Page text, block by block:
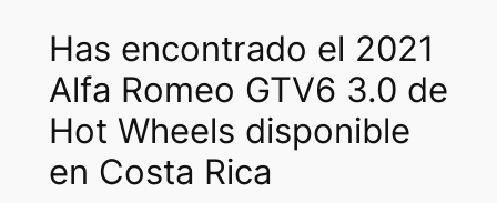
Has encontrado el 2021
Alfa Romeo GTV6 3.0 de
Hot Wheels disponible
en Costa Rica